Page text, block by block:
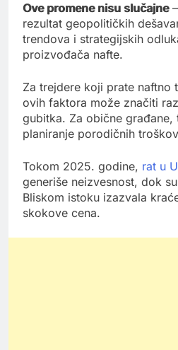
Ove promene nisu slučajne–
rezultat geopolitičkih
trendova i strategijskih
proizvođača nafte.
Za trejdere koji prate naftno
ovih faktora može značiti
gubitka. Za obične građane,
planiranje porodičnih
Tokom 2025. godine, rat u
generiše neizvesnost, dok
Bliskom istoku izazvala
skokove cena.